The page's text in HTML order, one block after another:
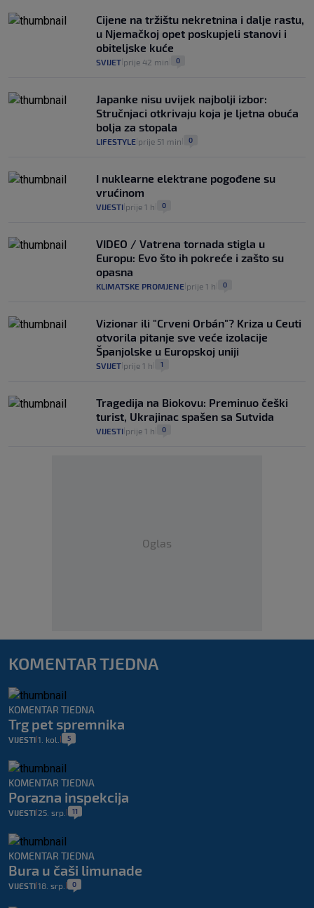
Cijene na tržištu nekretnina i dalje rastu,
u Njemačkoj opet poskupjeli stanovi i
obiteljske kuće
SVIJET prije 42 min 0
Japanke nisu uvijek najbolji izbor:
Stručnjaci otkrivaju koja je ljetna obuća
bolja za stopala
LIFESTYLE prije 51 min 0
I nuklearne elektrane pogođene su
vrućinom
VIJESTI prije 1 h 0
VIDEO / Vatrena tornada stigla u
Europu: Evo što ih pokreće i zašto su
opasna
KLIMATSKE PROMJENE prije 1 h 0
Vizionar ili "Crveni Orbán"? Kriza u Ceuti
otvorila pitanje sve veće izolacije
Španjolske u Europskoj uniji
SVIJET prije 1 h 1
Tragedija na Biokovu: Preminuo češki
turist, Ukrajinac spašen sa Sutvida
VIJESTI prije 1 h 0
Oglas
KOMENTAR TJEDNA
KOMENTAR TJEDNA
Trg pet spremnika
VIJESTI 1. kol. 5
KOMENTAR TJEDNA
Porazna inspekcija
VIJESTI 25. srp. 11
KOMENTAR TJEDNA
Bura u čaši limunade
VIJESTI 18. srp. 0